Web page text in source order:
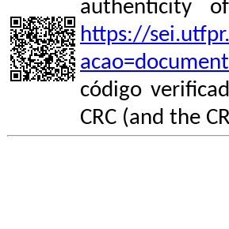
authenticity
https://
código
CRC (and the